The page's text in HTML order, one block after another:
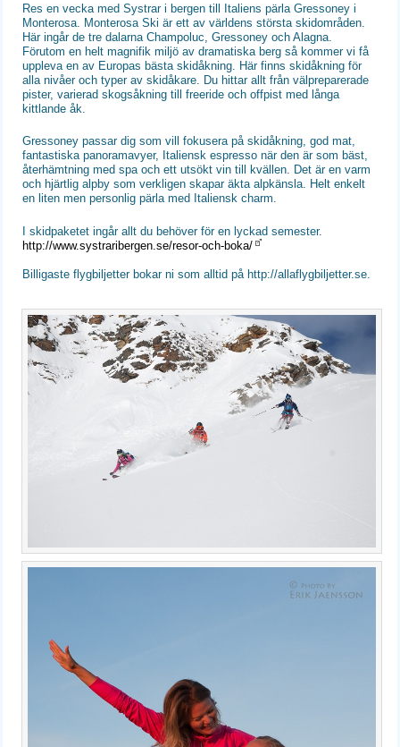
Res en vecka med Systrar i bergen till Italiens pärla Gressoney i
Monterosa. Monterosa Ski är ett av världens största skidområden.
Här ingår de tre dalarna Champoluc, Gressoney och Alagna.
Förutom en helt magnifik miljö av dramatiska berg så kommer vi få
uppleva en av Europas bästa skidåkning. Här finns skidåkning för
alla nivåer och typer av skidåkare. Du hittar allt från välpreparerade
pister, varierad skogsåkning till freeride och offpist med långa
kittlande åk.
Gressoney passar dig som vill fokusera på skidåkning, god mat,
fantastiska panoramavyer, Italiensk espresso när den är som bäst,
återhämtning med spa och ett utsökt vin till kvällen. Det är en varm
och hjärtlig alpby som verkligen skapar äkta alpkänsla. Helt enkelt
en liten men personlig pärla med Italiensk charm.
I skidpaketet ingår allt du behöver för en lyckad semester.
http://www.systraribergen.se/resor-och-boka/
Billigaste flygbiljetter bokar ni som alltid på http://allaflygbiljetter.se.